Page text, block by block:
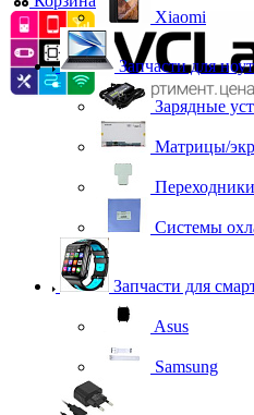
Xiaomi
Запчасти для
Зарядные
Матрицы/
Системы
Запчасти для
Asus
Samsung